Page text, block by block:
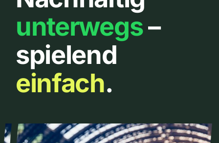
Über uns
Urbanlist
unterwegs–
spielend
einfach.